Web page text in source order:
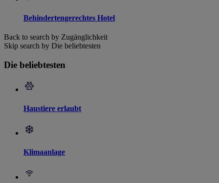
Behindertengerechtes Hotel
Back to search by Zugänglichkeit
Skip search by Die beliebtesten
Die beliebtesten
Haustiere erlaubt
Klimaanlage